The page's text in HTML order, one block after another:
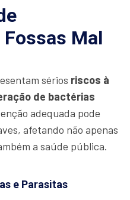
Mal
sérios riscos à
de bactérias
adequada pode
afetando não apenas
a saúde pública.
e Parasitas